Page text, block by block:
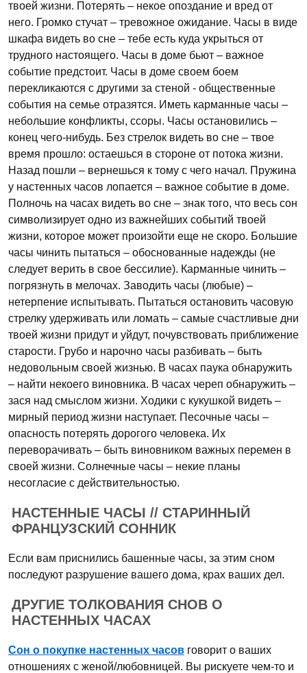
твоей жизни. Потерять – некое опоздание и вред от
него. Громко стучат – тревожное ожидание. Часы в виде
шкафа видеть во сне – тебе есть куда укрыться от
трудного настоящего. Часы в доме бьют – важное
событие предстоит. Часы в доме своем боем
перекликаются с другими за стеной - общественные
события на семье отразятся. Иметь карманные часы –
небольшие конфликты, ссоры. Часы остановились –
конец чего-нибудь. Без стрелок видеть во сне – твое
время прошло: остаешься в стороне от потока жизни.
Назад пошли – вернешься к тому с чего начал. Пружина
у настенных часов лопается – важное событие в доме.
Полночь на часах видеть во сне – знак того, что весь сон
символизирует одно из важнейших событий твоей
жизни, которое может произойти еще не скоро. Большие
часы чинить пытаться – обоснованные надежды (не
следует верить в свое бессилие). Карманные чинить –
погрязнуть в мелочах. Заводить часы (любые) –
нетерпение испытывать. Пытаться остановить часовую
стрелку удерживать или ломать – самые счастливые дни
твоей жизни придут и уйдут, почувствовать приближение
старости. Грубо и нарочно часы разбивать – быть
недовольным своей жизнью. В часах паука обнаружить
– найти некоего виновника. В часах череп обнаружить –
зася над смыслом жизни. Ходики с кукушкой видеть –
мирный период жизни наступает. Песочные часы –
опасность потерять дорогого человека. Их
переворачивать – быть виновником важных перемен в
своей жизни. Солнечные часы – некие планы
несогласие с действительностью.
НАСТЕННЫЕ ЧАСЫ // СТАРИННЫЙ
ФРАНЦУЗСКИЙ СОННИК
Если вам приснились башенные часы, за этим сном
последуют разрушение вашего дома, крах ваших дел.
ДРУГИЕ ТОЛКОВАНИЯ СНОВ О
НАСТЕННЫХ ЧАСАХ
Сон о покупке настенных часов говорит о ваших
отношениях с женой/любовницей. Вы рискуете чем-то и